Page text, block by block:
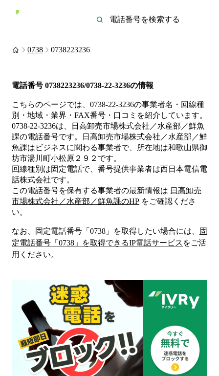
0738 0738223236
電話番号 0738223236/0738-22-3236の情報
こちらのページでは、 0738-22-3236の事業者名・回線種
別・地域・業界・FAX番号・口コミを紹介しています。
0738-22-3236は、
日高卸売市場株式会社／水産部／鮮魚
課の電話番号です。
日高卸売市場株式会社／水産部／鮮
魚課は ビジネスに関わる事業者で、所在地は和歌山県御
坊市湯川町小松原２９２ です。
回線種別は固定電話で、番号提供事業者は西日本電信電
話株式会社です。
この電話番号を保有する事業者の最新情報は 日高卸売
市場株式会社／水産部／鮮魚課のHP をご確認くださ
い。
なお、固定電話番号「 0738 」を取得したい場合には、
固
定電話番号「 0738 」を取得できるIP電話サービス をご活
用ください。